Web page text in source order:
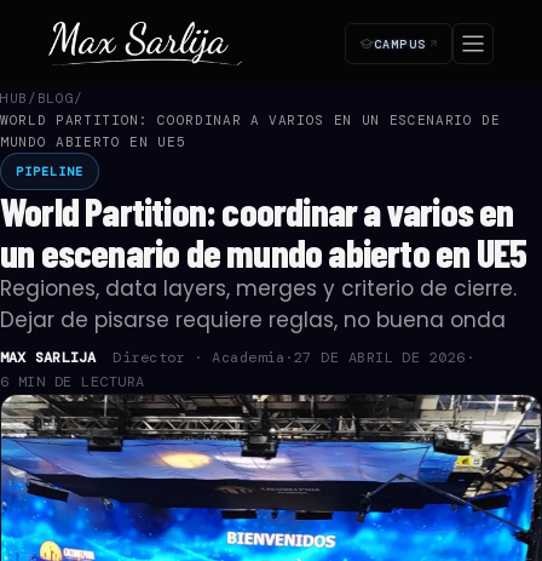
CAMPUS
HUB / BLOG/
WORLD PARTITION: COORDINAR A VARIOS EN UN ESCENARIO DE
MUNDO ABIERTO EN UE5
PIPELINE
World Partition: coordinar a varios en
un escenario de mundo abierto en UE5
Regiones, data layers, merges y criterio de cierre.
Dejar de pisarse requiere reglas, no buena onda
MAX SARLIJA Director · Academia ·27 DE ABRIL DE 2026 ·
6 MIN DE LECTURA
SUSCRIPCIÓN ·— Paso 1 de 4
Empezá tu acceso
1
🔒 Pago seguro Cancelás cuando quieras Acceso inmediato
¿Cómo te llamás?
Lo usamos para tu certificado y en la plataforma.
NOMBRE *
APELLIDO *